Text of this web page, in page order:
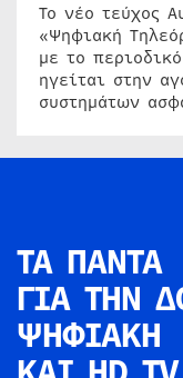
Το νέο τεύχος
«Ψηφιακή
με το
ηγείται στην
συστημάτων
ΤΑ ΠΑΝΤΑ
ΓΙΑ ΤΗΝ
ΨΗΦΙΑΚΗ